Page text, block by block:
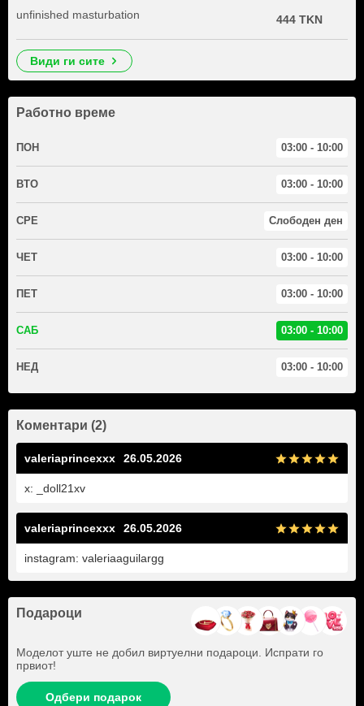
unfinished masturbation 444 TKN
види ги сите
Работно време
ПОН 03:00 - 10:00
ВТО 03:00 - 10:00
СРЕ Слободен ден
ЧЕТ 03:00 - 10:00
ПЕТ 03:00 - 10:00
САБ 03:00 - 10:00
НЕД 03:00 - 10:00
Коментари (2)
valeriaprincexxx 26.05.2026
x: _doll21xv
valeriaprincexxx 26.05.2026
instagram: valeriaaguilargg
Подароци
Моделот уште не добил виртуелни подароци. Испрати го
првиот!
Одбери подарок